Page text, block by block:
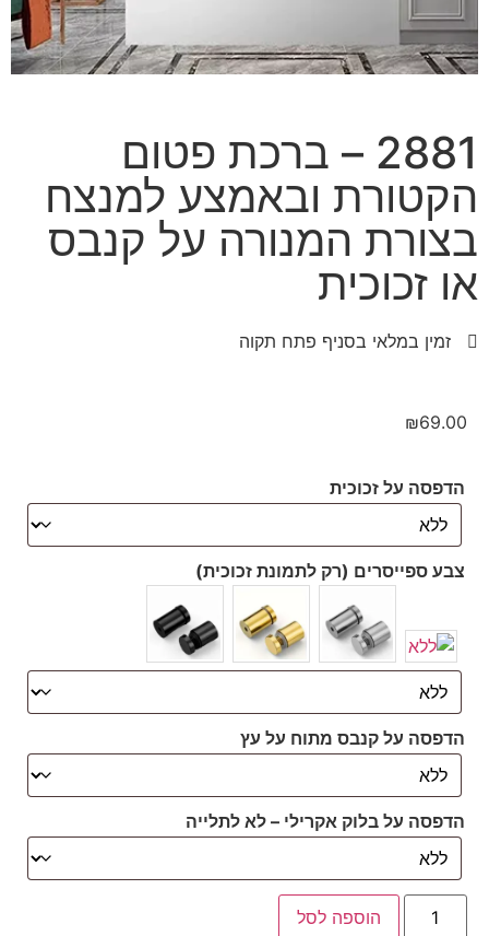
2881 – ברכת פטום
הקטורת ובאמצע למנצח
בצורת המנורה על קנבס
או זכוכית
זמין במלאי בסניף פתח תקוה
₪69.00
הדפסה על זכוכית
צבע ספייסרים (רק לתמונת זכוכית)
הדפסה על קנבס מתוח על עץ
הדפסה על בלוק אקרילי – לא לתלייה
הוספה לסל